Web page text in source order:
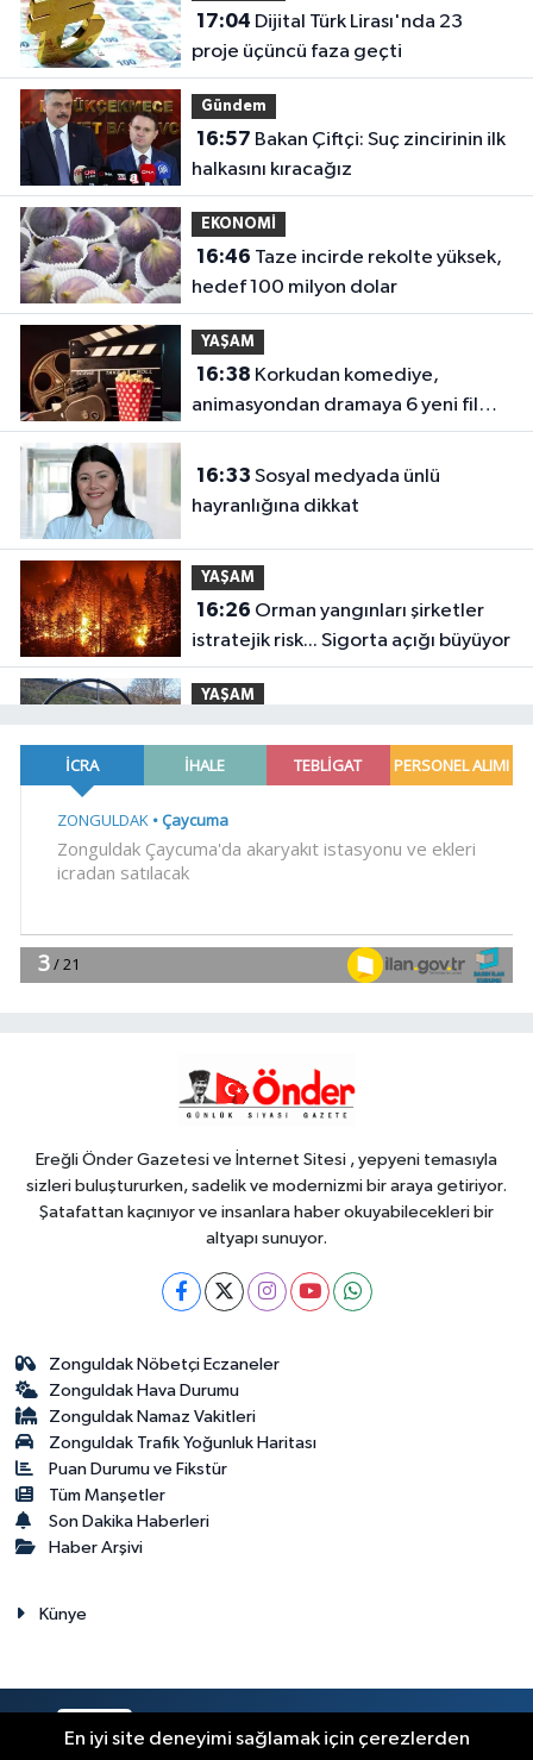
17:04
proje üçüncü faza geçti
Gündem
16:57
halkasını kıracağız
EKONOMİ
16:46
hedef 100 milyon dolar
YAŞAM
16:38
animasyondan dramaya 6 yeni film
vizyonda
16:33
hayranlığına dikkat
YAŞAM
16:26
istratejik risk... Sigorta açığı büyüyor
YAŞAM
için çalışmalar başladı
16:14 Bursa'da Kıbrıs Gazisi Ali
16:04
sokağında ziyaretçilerle buluşuyor
Ereğli Önder Gazetesi ve İnternet Sitesi , yepyeni temasıyla
sizleri buluştururken, sadelik ve modernizmi bir araya getiriyor.
Şatafattan kaçınıyor ve insanlara haber okuyabilecekleri bir
altyapı sunuyor.
Zonguldak Nöbetçi Eczaneler
Zonguldak Hava Durumu
Zonguldak Namaz Vakitleri
Zonguldak Trafik Yoğunluk Haritası
Puan Durumu ve Fikstür
Tüm Manşetler
Son Dakika Haberleri
Haber Arşivi
Künye
RSS Copyright © 2023. Her hakkı saklıdır.
En iyi site deneyimi sağlamak için çerezlerden